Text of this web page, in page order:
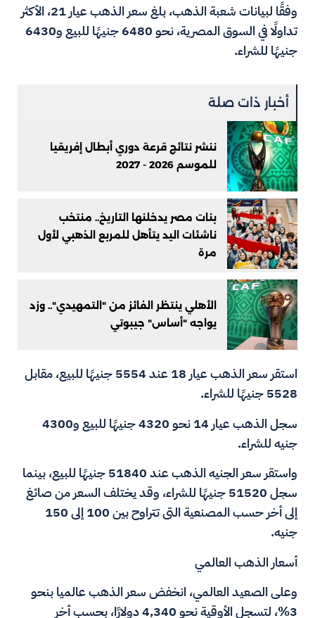
وفقًا لبيانات شعبة الذهب، بلغ سعر الذهب عيار 21، الأكثر
تداولًا في السوق المصرية، نحو 6480 جنيهًا للبيع و6430
جنيهًا للشراء.
أخبار ذات صلة
ننشر نتائج قرعة دوري أبطال إفريقيا
للموسم 2026 - 2027
بنات مصر يدخلنها التاريخ.. منتخب
ناشئات اليد يتأهل للمربع الذهبي لأول
مرة
الأهلي ينتظر الفائز من "التمهيدي".. وزد
يواجه "أساس" جيبوتي
استقر سعر الذهب عيار 18 عند 5554 جنيهًا للبيع، مقابل
5528 جنيهًا للشراء.
سجل الذهب عيار 14 نحو 4320 جنيهًا للبيع و4300
جنيه للشراء.
واستقر سعر الجنيه الذهب عند 51840 جنيهًا للبيع، بينما
سجل 51520 جنيهًا للشراء، وقد يختلف السعر من صائغ
إلى أخر حسب المصنعية التى تتراوح بين 100 إلى 150
جنيه.
أسعار الذهب العالمي
وعلى الصعيد العالمي، انخفض سعر الذهب عالميا بنحو
3%، لتسجل الأوقية نحو 4,340 دولارًا، بحسب أخر